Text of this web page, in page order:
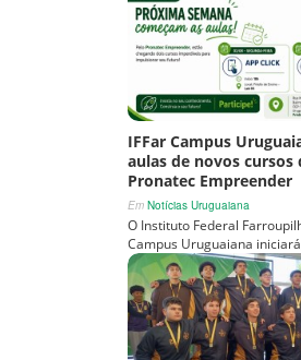
IFFar Campus
aulas de novos cursos
Pronatec Empreender
Em Notícias Uruguaiana
O Instituto Federal
Campus Uruguaiana